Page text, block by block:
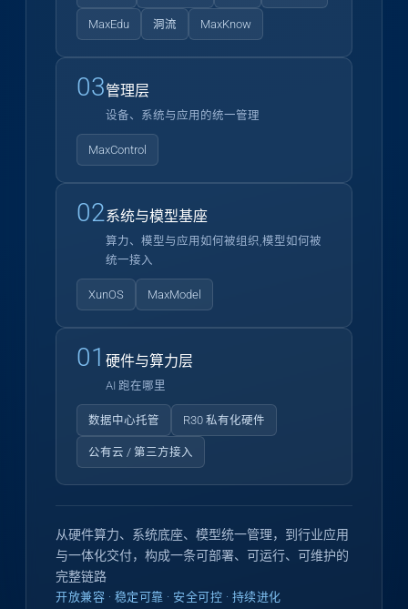
MaxEdu 洞流 MaxKnow
03管理层
设备、系统与应用的统一管理
MaxControl
02系统与模型基座
算力、模型与应用如何被组织,模型如何被
统一接入
XunOS MaxModel
01 硬件与算力层
AI 跑在哪里
数据中心托管 R30 私有化硬件
公有云 / 第三方接入
从硬件算力、系统底座、模型统一管理，到行业应用
与一体化交付，构成一条可部署、可运行、可维护的
完整链路
开放兼容 · 稳定可靠 · 安全可控 · 持续进化